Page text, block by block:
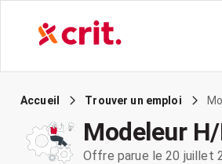
Accueil Trouver un emploi
Modeleur
Offre parue le 20 juillet